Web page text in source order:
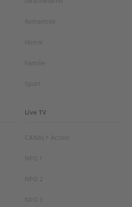
Romantiek
Horror
Familie
Sport
Live TV
CANAL+ Action
NPO 1
NPO 2
NPO 3